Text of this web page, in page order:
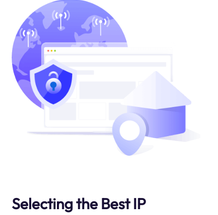
Selecting the Best IP